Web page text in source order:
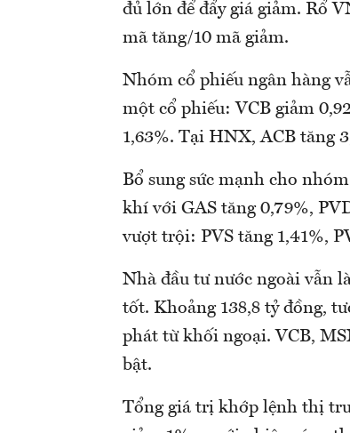
đủ lớn để đẩy giá giảm. Rổ
mã tăng/10 mã giảm.
Nhóm cổ phiếu ngân hàng
một cổ phiếu: VCB giảm
1,63%. Tại HNX, ACB tăng
Bổ sung sức mạnh cho
khí với GAS tăng 0,79%,
vượt trội: PVS tăng 1,41%,
Nhà đầu tư nước ngoài vẫn
tốt. Khoảng 138,8 tỷ đồng,
phát từ khối ngoại. VCB,
bật.
Tổng giá trị khớp lệnh thị